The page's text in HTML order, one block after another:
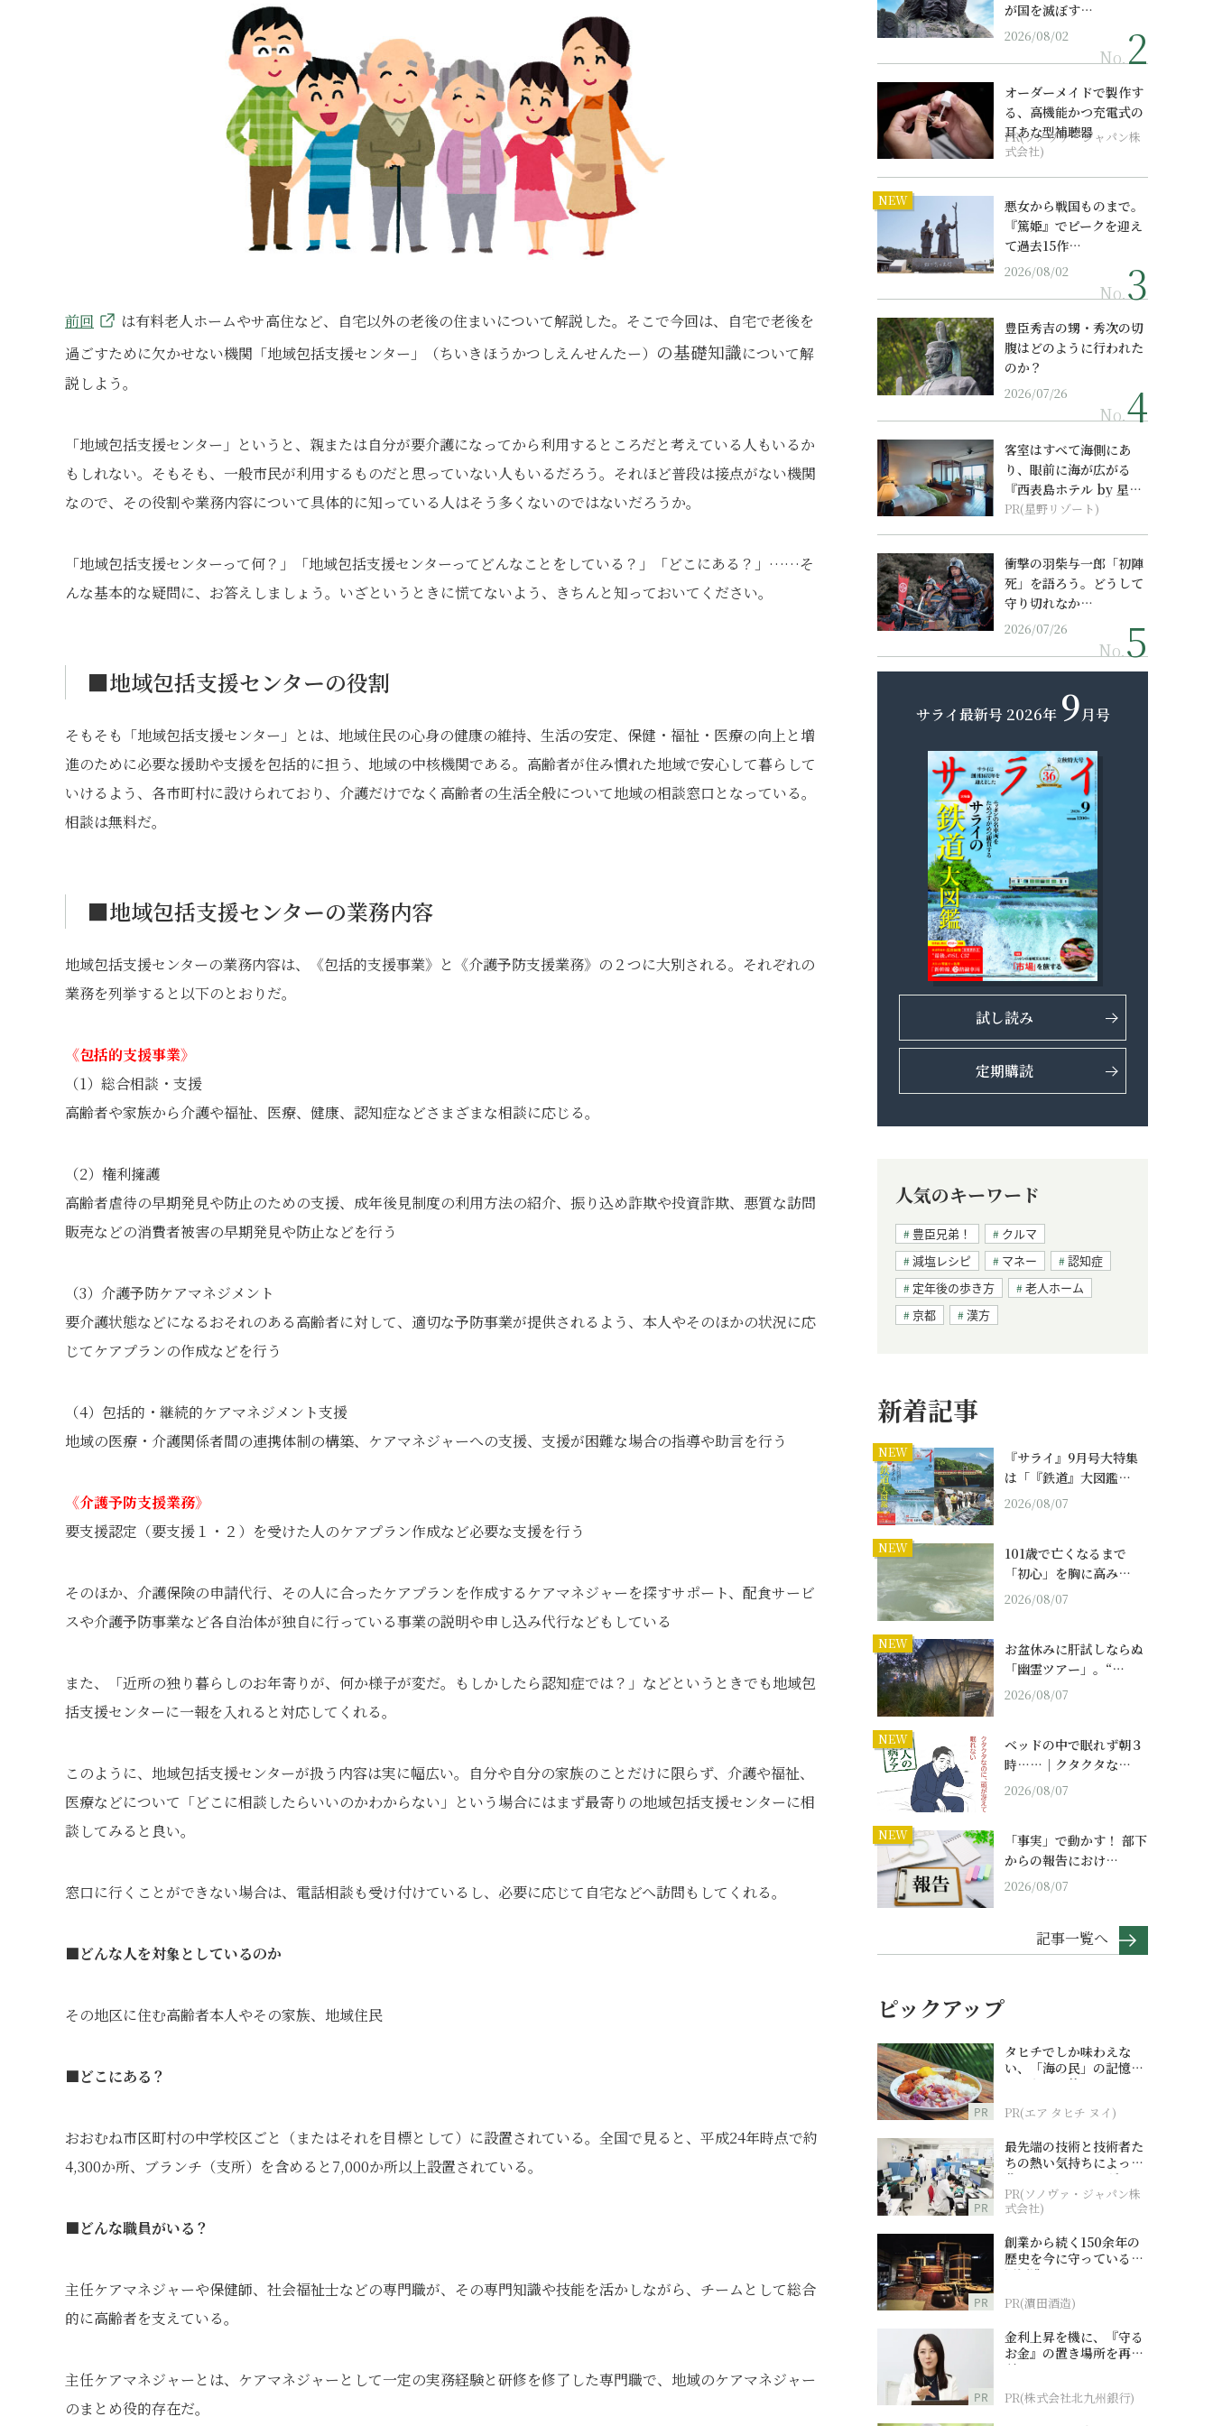
前回
は有料老人ホームやサ高住など、自宅以外の老後の住まいについて解説した。そこで今回は、自宅で老後を
過ごすために欠かせない機関「地域包括支援センター」
（ちいきほうかつしえんせんたー） の基礎知識について解
説しよう。
「地域包括支援センター」というと、親または自分が要介護になってから利用するところだと考えている人もいるか
もしれない。そもそも、一般市民が利用するものだと思っていない人もいるだろう。それほど普段は接点がない機関
なので、その役割や業務内容について具体的に知っている人はそう多くないのではないだろうか。
「地域包括支援センターって何？」「地域包括支援センターってどんなことをしている？」「どこにある？」……そ
んな基本的な疑問に、お答えしましょう。いざというときに慌てないよう、きちんと知っておいてください。
■地域包括支援センターの役割
そもそも「地域包括支援センター」とは、地域住民の心身の健康の維持、生活の安定、保健・福祉・医療の向上と増
進のために必要な援助や支援を包括的に担う、地域の中核機関である。高齢者が住み慣れた地域で安心して暮らして
いけるよう、各市町村に設けられており、介護だけでなく高齢者の生活全般について地域の相談窓口となっている。
相談は無料だ。
■地域包括支援センターの業務内容
地域包括支援センターの業務内容は、《包括的支援事業》と《介護予防支援業務》の２つに大別される。それぞれの
業務を列挙すると以下のとおりだ。
《包括的支援事業》
（1）総合相談・支援
高齢者や家族から介護や福祉、医療、健康、認知症などさまざまな相談に応じる。
（2）権利擁護
高齢者虐待の早期発見や防止のための支援、成年後見制度の利用方法の紹介、振り込め詐欺や投資詐欺、悪質な訪問
販売などの消費者被害の早期発見や防止などを行う
（3）介護予防ケアマネジメント
要介護状態などになるおそれのある高齢者に対して、適切な予防事業が提供されるよう、本人やそのほかの状況に応
じてケアプランの作成などを行う
（4）包括的・継続的ケアマネジメント支援
地域の医療・介護関係者間の連携体制の構築、ケアマネジャーへの支援、支援が困難な場合の指導や助言を行う
《介護予防支援業務》
要支援認定（要支援１・２）を受けた人のケアプラン作成など必要な支援を行う
そのほか、介護保険の申請代行、その人に合ったケアプランを作成するケアマネジャーを探すサポート、配食サービ
スや介護予防事業など各自治体が独自に行っている事業の説明や申し込み代行などもしている
また、「近所の独り暮らしのお年寄りが、何か様子が変だ。もしかしたら認知症では？」などというときでも地域包
括支援センターに一報を入れると対応してくれる。
このように、地域包括支援センターが扱う内容は実に幅広い。自分や自分の家族のことだけに限らず、介護や福祉、
医療などについて「どこに相談したらいいのかわからない」という場合にはまず最寄りの地域包括支援センターに相
談してみると良い。
窓口に行くことができない場合は、電話相談も受け付けているし、必要に応じて自宅などへ訪問もしてくれる。
■どんな人を対象としているのか
その地区に住む高齢者本人やその家族、地域住民
■どこにある？
おおむね市区町村の中学校区ごと（またはそれを目標として）に設置されている。全国で見ると、平成24年時点で約
4,300か所、ブランチ（支所）を含めると7,000か所以上設置されている。
■どんな職員がいる？
主任ケアマネジャーや保健師、社会福祉士などの専門職が、その専門知識や技能を活かしながら、チームとして総合
的に高齢者を支えている。
主任ケアマネジャーとは、ケアマネジャーとして一定の実務経験と研修を修了した専門職で、地域のケアマネジャー
のまとめ役的存在だ。
が国を滅ぼす…
2026/08/02
No.
オーダーメイドで製作す
る、高機能かつ充電式の
耳あな型補聴器
PR(ソノヴァ・ジャパン株
式会社)
NEW
悪女から戦国ものまで。
『篤姫』でピークを迎え
て過去15作…
2026/08/02
No.
豊臣秀吉の甥・秀次の切
腹はどのように行われた
のか？
2026/07/26
No.
客室はすべて海側にあ
り、眼前に海が広がる
『西表島ホテル by 星野
リゾート』
PR(星野リゾート)
衝撃の羽柴与一郎「初陣
死」を語ろう。どうして
守り切れなか…
2026/07/26
No.
サライ最新号 2026年 9月号
試し読み
定期購読
人気のキーワード
豊臣兄弟！
クルマ
減塩レシピ
マネー
認知症
定年後の歩き方
老人ホーム
京都
漢方
新着記事
NEW
『サライ』9月号大特集
は「『鉄道』大図鑑…
2026/08/07
NEW
101歳で亡くなるまで
「初心」を胸に高み…
2026/08/07
NEW
お盆休みに肝試しならぬ
「幽霊ツアー」。“…
2026/08/07
NEW
ベッドの中で眠れず朝３
時……｜クタクタな…
2026/08/07
NEW
「事実」で動かす！ 部下
からの報告におけ…
2026/08/07
記事一覧へ
ピックアップ
PR
タヒチでしか味わえな
い、「海の民」の記憶へ
とつながる旅
PR(エア タヒチ ヌイ)
PR
最先端の技術と技術者た
ちの熱い気持ちによって
作られているオーダーメ
イド補聴器
PR(ソノヴァ・ジャパン株
式会社)
PR
創業から続く150余年の
歴史を今に守っている濵
田酒造
PR(濵田酒造)
PR
金利上昇を機に、『守る
お金』の置き場所を再検
討
PR(株式会社北九州銀行)